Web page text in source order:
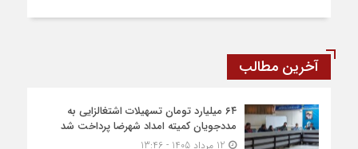
آخرین مطالب
۶۴ میلیارد تومان تسهیلات اشتغالزایی به
مددجویان کمیته امداد شهرضا پرداخت شد